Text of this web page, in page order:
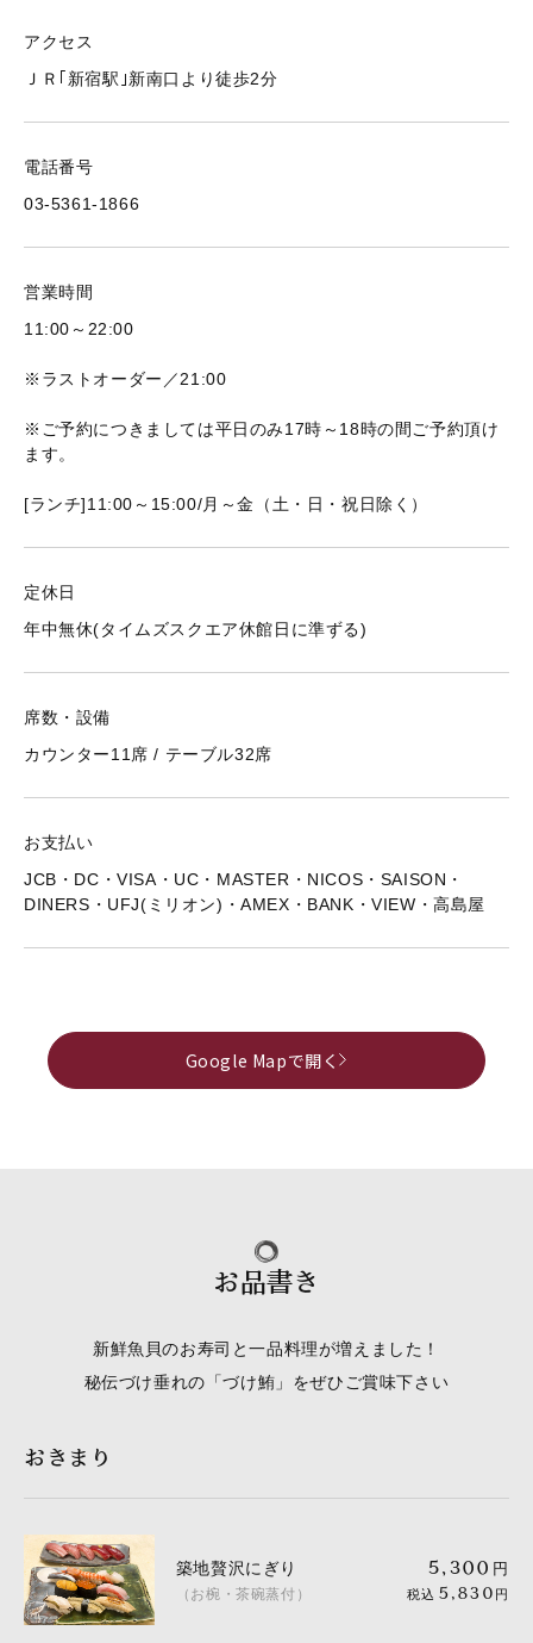
アクセス
ＪＲ｢新宿駅｣新南口より徒歩2分
電話番号
03-5361-1866
営業時間
11:00～22:00
※ラストオーダー／21:00
※ご予約につきましては平日のみ17時～18時の間ご予約頂け
ます。
[ランチ]11:00～15:00/月～金（土・日・祝日除く）
定休日
年中無休(タイムズスクエア休館日に準ずる)
席数・設備
カウンター11席 / テーブル32席
お支払い
JCB・DC・VISA・UC・MASTER・NICOS・SAISON・
DINERS・UFJ(ミリオン)・AMEX・BANK・VIEW・高島屋
Google Mapで開く
お品書き
新鮮魚貝のお寿司と一品料理が増えました！
秘伝づけ垂れの「づけ鮪」をぜひご賞味下さい
おきまり
築地贅沢にぎり
（お椀・茶碗蒸付）
5,300 円
税込 5,830 円